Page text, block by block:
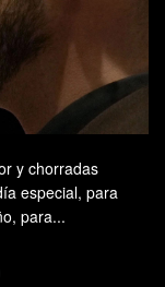
y chorradas
especial, para
para...